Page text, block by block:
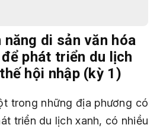
di sản văn hóa
phát triển du lịch
hội nhập (kỳ 1)
trong những địa phương có
triển du lịch xanh, có nhiều